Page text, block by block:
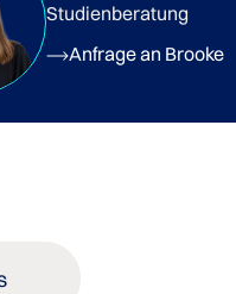
Studienberatung
Anfrage an Brooke